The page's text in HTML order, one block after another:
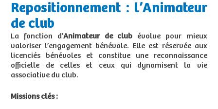
Repositionnement : l’Animateur
de club
La fonction d’Animateur de club évolue pour mieux
valoriser l’engagement bénévole. Elle est réservée aux
licenciés bénévoles et constitue une reconnaissance
officielle de celles et ceux qui dynamisent la vie
associative du club.
Missions clés :